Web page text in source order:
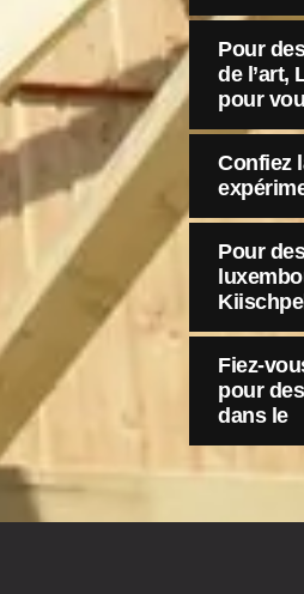
Pour
de l’art,
pour
Confiez
Pour
Fiez-
pour
dans le